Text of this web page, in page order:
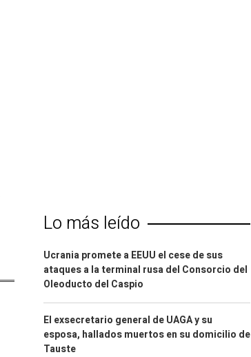
Lo más leído
Ucrania promete a EEUU el cese de sus
ataques a la terminal rusa del Consorcio del
Oleoducto del Caspio
El exsecretario general de UAGA y su
esposa, hallados muertos en su domicilio de
Tauste